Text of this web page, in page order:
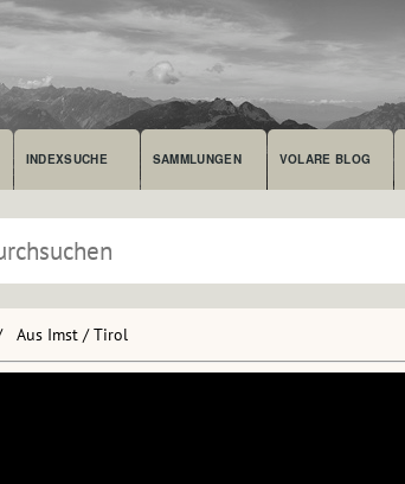
INDEXSUCHE SAMMLUNGEN VOLARE BLOG
Aus Imst / Tirol